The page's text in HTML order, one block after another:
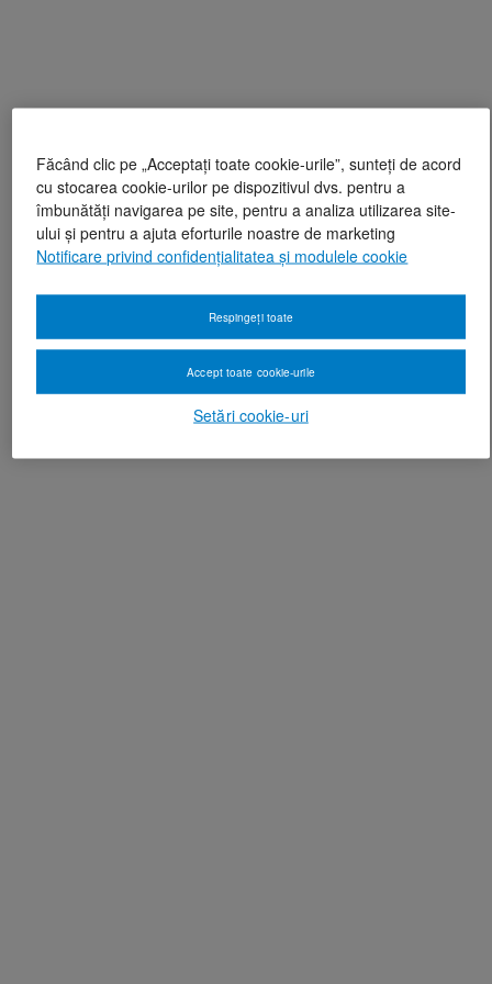
Făcând clic pe „Acceptați toate cookie-urile”, sunteți de acord
cu stocarea cookie-urilor pe dispozitivul dvs. pentru a
îmbunătăți navigarea pe site, pentru a analiza utilizarea site-
ului și pentru a ajuta eforturile noastre de marketing
Notificare privind confidențialitatea și modulele cookie
Setări cookie-uri
Respingeți toate
Accept toate cookie-urile